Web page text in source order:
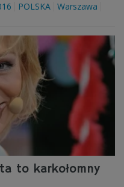
POLSKA Warszawa
to karkołomny